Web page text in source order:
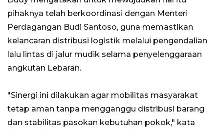
pihaknya telah berkoordinasi dengan Menteri
Perdagangan Budi Santoso, guna memastikan
kelancaran distribusi logistik melalui pengendalian
lalu lintas di jalur mudik selama penyelenggaraan
angkutan Lebaran.
"Sinergi ini dilakukan agar mobilitas masyarakat
tetap aman tanpa mengganggu distribusi barang
dan stabilitas pasokan kebutuhan pokok," kata